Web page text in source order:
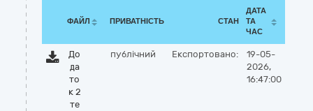
ФАЙЛ ПРИВАТНІСТЬ СТАН
ДАТА
ТА
ЧАС
До
да
то
к 2
те
публічний Експортовано:
19-05-
2026,
16:47:00